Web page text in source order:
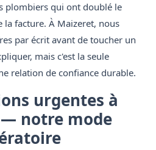
plombiers qui ont doublé le
facture. À Maizeret, nous
par écrit avant de toucher un
mais c'est la seule
relation de confiance durable.
urgentes à
notre mode